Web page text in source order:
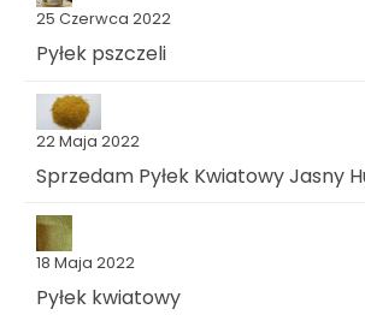
25 Czerwca 2022
Pyłek pszczeli
22 Maja 2022
Sprzedam Pyłek Kwiatowy Jasny
18 Maja 2022
Pyłek kwiatowy